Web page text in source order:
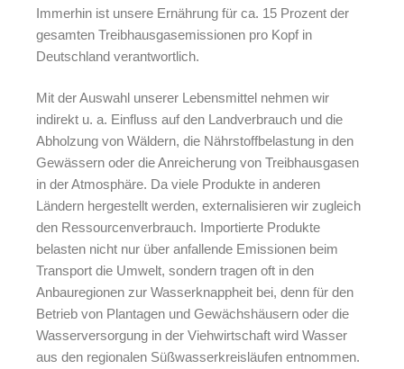
Immerhin ist unsere Ernährung für ca. 15 Prozent der
gesamten Treibhausgasemissionen pro Kopf in
Deutschland verantwortlich.
Mit der Auswahl unserer Lebensmittel nehmen wir
indirekt u. a. Einfluss auf den Landverbrauch und die
Abholzung von Wäldern, die Nährstoffbelastung in den
Gewässern oder die Anreicherung von Treibhausgasen
in der Atmosphäre. Da viele Produkte in anderen
Ländern hergestellt werden, externalisieren wir zugleich
den Ressourcenverbrauch. Importierte Produkte
belasten nicht nur über anfallende Emissionen beim
Transport die Umwelt, sondern tragen oft in den
Anbauregionen zur Wasserknappheit bei, denn für den
Betrieb von Plantagen und Gewächshäusern oder die
Wasserversorgung in der Viehwirtschaft wird Wasser
aus den regionalen Süßwasserkreisläufen entnommen.